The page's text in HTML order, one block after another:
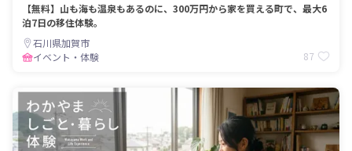
【無料】山も海も温泉もあるのに、300万円から家を買える町で、最大6
泊7日の移住体験。
石川県加賀市
イベント・体験
87